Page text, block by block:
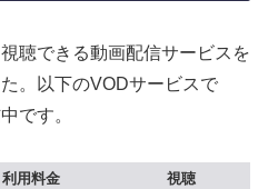
聴できる動画配信サービスを
。以下のVODサービスで
です。
利用料金
視聴